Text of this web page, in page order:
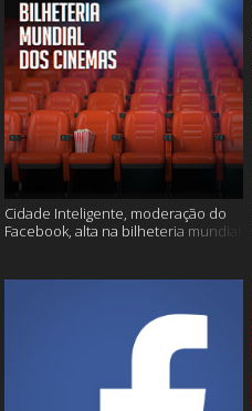
Cidade Inteligente, moderação do
Facebook, alta na bilheteria mundial